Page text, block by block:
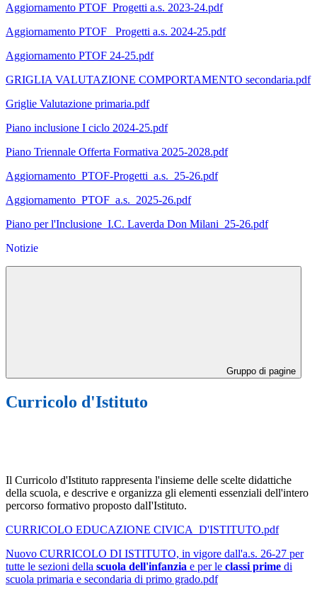
Aggiornamento PTOF_Progetti a.s. 2023-24.pdf
Aggiornamento PTOF_ Progetti a.s. 2024-25.pdf
Aggiornamento PTOF 24-25.pdf
GRIGLIA VALUTAZIONE COMPORTAMENTO secondaria.pdf
Griglie Valutazione primaria.pdf
Piano inclusione I ciclo 2024-25.pdf
Piano Triennale Offerta Formativa 2025-2028.pdf
Aggiornamento_PTOF-Progetti_a.s._25-26.pdf
Aggiornamento_PTOF_a.s._2025-26.pdf
Piano per l'Inclusione_I.C. Laverda Don Milani_25-26.pdf
Notizie
Gruppo di pagine
Curricolo d'Istituto
Il Curricolo d'Istituto rappresenta l'insieme delle scelte didattiche
della scuola, e descrive e organizza gli elementi essenziali dell'intero
percorso formativo proposto dalI'Istituto.
CURRICOLO EDUCAZIONE CIVICA_D'ISTITUTO.pdf
Nuovo CURRICOLO DI ISTITUTO, in vigore dall'a.s. 26-27 per
tutte le sezioni della scuola dell'infanzia e per le classi prime di
scuola primaria e secondaria di primo grado.pdf